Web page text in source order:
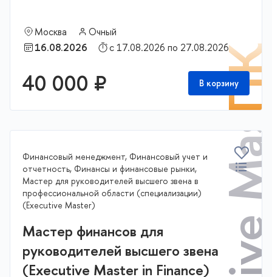
Москва
Очный
16.08.2026
с 17.08.2026 по 27.08.2026
40 000 ₽ В корзину
Финансовый менеджмент, Финансовый учет и
отчетность, Финансы и финансовые рынки,
Мастер для руководителей высшего звена в
профессиональной области (специализации)
(Executive Master)
Мастер финансов для
руководителей высшего звена
(Executive Master in Finance)